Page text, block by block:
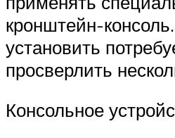
кронштейн-
установить
просверлить
Консольное